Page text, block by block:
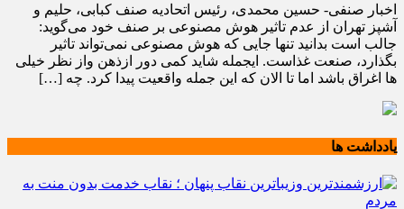
اخبار صنفی- حسین محمدی، رئیس اتحادیه صنف کبابی، حلیم و
آشپز تهران از عدم تاثیر هوش مصنوعی بر صنف خود می‌گوید:
جالب است بدانید تنها جایی که هوش مصنوعی نمی‌تواند تاثیر
بگذارد، صنعت غذاست. ایجمله شاید کمی دور ازذهن واز نظر خیلی
ها اغراق باشد اما تا الان که این جمله واقعیت پیدا کرد. چه […]
یادداشت ها